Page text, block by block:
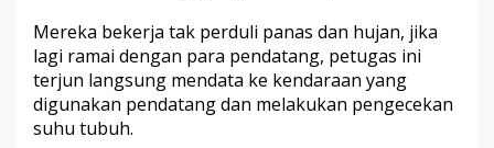
Mereka bekerja tak perduli panas dan hujan, jika
lagi ramai dengan para pendatang, petugas ini
terjun langsung mendata ke kendaraan yang
digunakan pendatang dan melakukan pengecekan
suhu tubuh.